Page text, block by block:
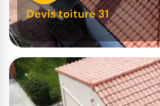
Devis toiture 31